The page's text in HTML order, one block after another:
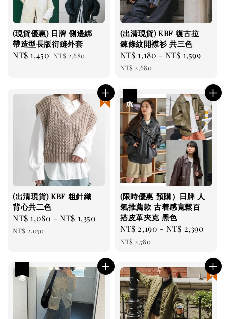
(現貨優惠) 日牌 側邊綁
帶造型長版衍縫外套
Sale
NT$ 1,450 Regular
NT$ 2,680
(出清現貨) KBF 復古拉
鍊條紋開襟衫 共三色
Sale
price
NT$ 1,180 -NT$ 1,599
NT$ 2,680
(出清現貨) KBF 粗針織
背心共二色
Sale
price
NT$ 1,080 -NT$ 1,350
Regular
price
NT$ 2,050
(限時優惠 預購）日牌 人
氣推薦款 古着感寬鬆百
搭皮革夾克 黑色
Sale
price
NT$ 2,190 -NT$ 2,390
NT$ 2,780